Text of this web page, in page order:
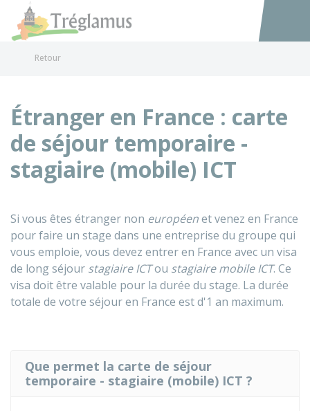
Accéder
Retour
Étranger en France : carte
de séjour temporaire -
stagiaire (mobile) ICT
Si vous êtes étranger non européenet venez en France
pour faire un stage dans une entreprise du groupe qui
vous emploie, vous devez entrer en France avec un visa
de long séjour stagiaire ICTou stagiaire mobile ICT. Ce
visa doit être valable pour la durée du stage. La durée
totale de votre séjour en France est d'1 an maximum.
Que permet la carte de séjour
temporaire - stagiaire (mobile) ICT ?